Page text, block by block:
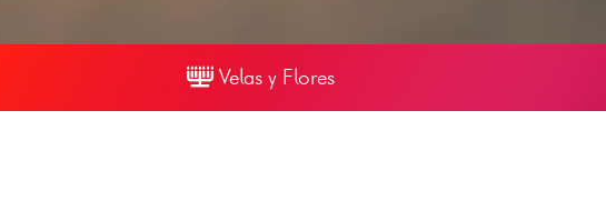
Velas y Flores